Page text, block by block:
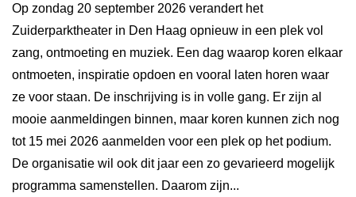
Op zondag 20 september 2026 verandert het
Zuiderparktheater in Den Haag opnieuw in een plek vol
zang, ontmoeting en muziek. Een dag waarop koren elkaar
ontmoeten, inspiratie opdoen en vooral laten horen waar
ze voor staan. De inschrijving is in volle gang. Er zijn al
mooie aanmeldingen binnen, maar koren kunnen zich nog
tot 15 mei 2026 aanmelden voor een plek op het podium.
De organisatie wil ook dit jaar een zo gevarieerd mogelijk
programma samenstellen. Daarom zijn...